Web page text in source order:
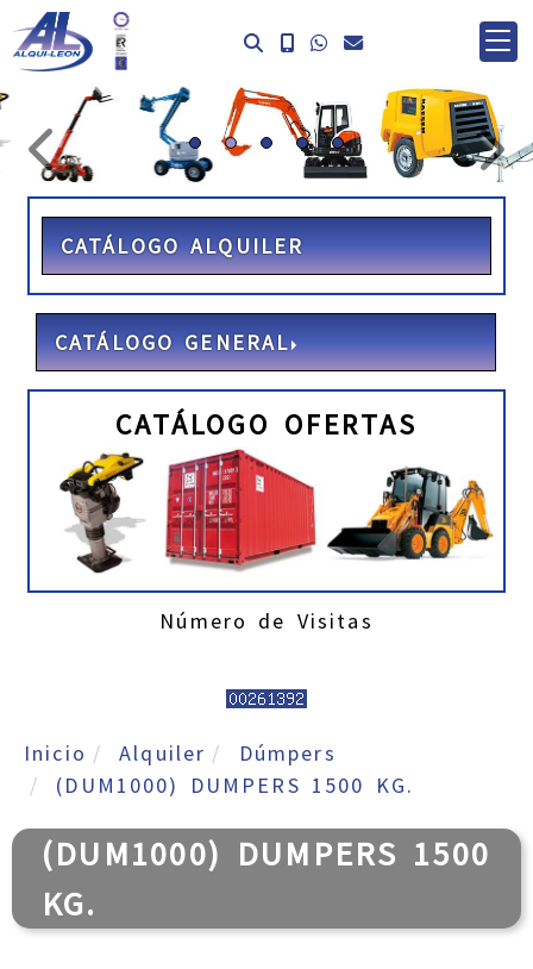
prev
CATÁLOGO ALQUILER
CATÁLOGO GENERAL
CATÁLOGO OFERTAS
Número de Visitas
Inicio Alquiler
Dúmpers
(DUM1000) DUMPERS 1500 KG.
(DUM1000) DUMPERS 1500
KG.